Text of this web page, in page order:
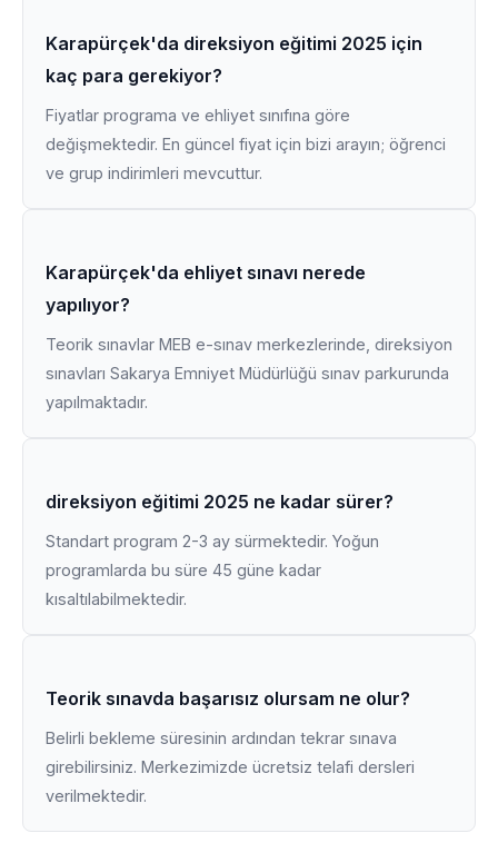
Karapürçek'da direksiyon eğitimi 2025 için
kaç para gerekiyor?
Fiyatlar programa ve ehliyet sınıfına göre
değişmektedir. En güncel fiyat için bizi arayın; öğrenci
ve grup indirimleri mevcuttur.
Karapürçek'da ehliyet sınavı nerede
yapılıyor?
Teorik sınavlar MEB e-sınav merkezlerinde, direksiyon
sınavları Sakarya Emniyet Müdürlüğü sınav parkurunda
yapılmaktadır.
direksiyon eğitimi 2025 ne kadar sürer?
Standart program 2-3 ay sürmektedir. Yoğun
programlarda bu süre 45 güne kadar
kısaltılabilmektedir.
Teorik sınavda başarısız olursam ne olur?
Belirli bekleme süresinin ardından tekrar sınava
girebilirsiniz. Merkezimizde ücretsiz telafi dersleri
verilmektedir.